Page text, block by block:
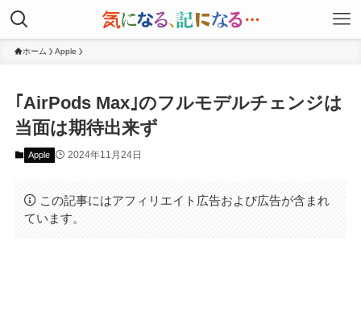
ホーム Apple
｢AirPods Max｣のフルモデルチェンジは
当面は期待出来ず
Apple 2024年11月24日
この記事にはアフィリエイト広告および広告が含まれ
ています。